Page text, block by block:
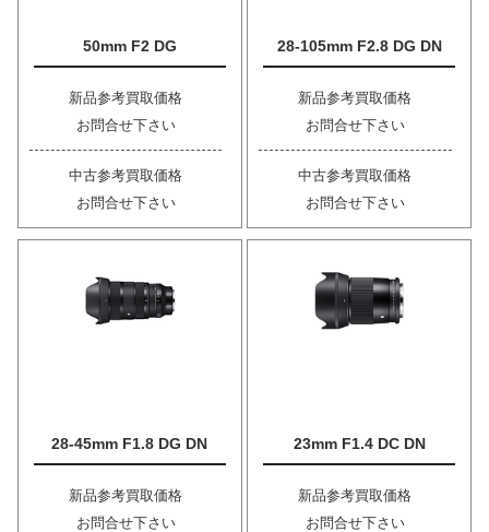
50mm F2 DG
新品参考買取価格
お問合せ下さい
中古参考買取価格
お問合せ下さい
28-105mm F2.8 DG DN
新品参考買取価格
お問合せ下さい
中古参考買取価格
お問合せ下さい
28-45mm F1.8 DG DN
新品参考買取価格
お問合せ下さい
23mm F1.4 DC DN
新品参考買取価格
お問合せ下さい